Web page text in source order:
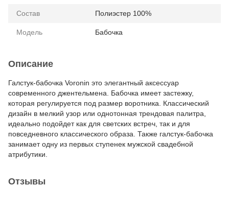
Состав Полиэстер 100%
Модель Бабочка
Описание
Галстук-бабочка Voronin это элегантный аксессуар
современного джентельмена. Бабочка имеет застежку,
которая регулируется под размер воротника. Классический
дизайн в мелкий узор или однотонная трендовая палитра,
идеально подойдет как для светских встреч, так и для
повседневного классического образа. Также галстук-бабочка
занимает одну из первых ступенек мужской свадебной
атрибутики.
Отзывы